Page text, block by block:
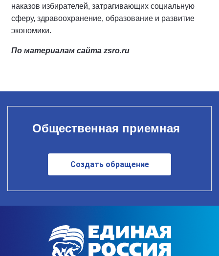
наказов избирателей, затрагивающих социальную
сферу, здравоохранение, образование и развитие
экономики.
По материалам сайта zsro.ru
Общественная приемная
Создать обращение